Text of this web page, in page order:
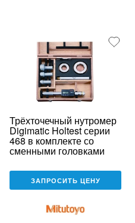
Трёхточечный нутромер
Digimatic Holtest серии
468 в комплекте со
сменными головками
ЗАПРОСИТЬ ЦЕНУ